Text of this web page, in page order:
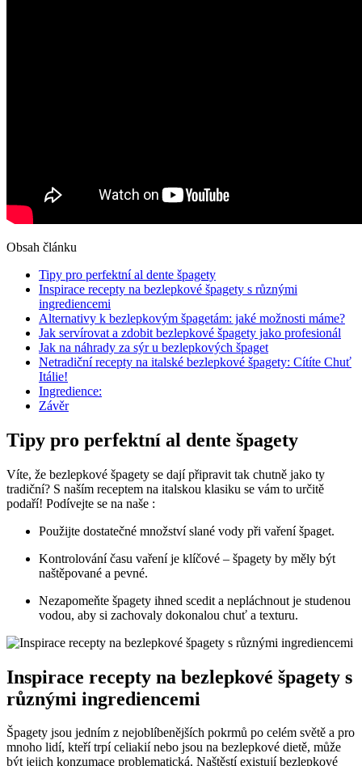
Obsah článku
Tipy pro perfektní al dente špagety
Inspirace recepty na bezlepkové špagety s různými
ingrediencemi
Alternativy k bezlepkovým špagetám: jaké možnosti máme?
Jak servírovat a zdobit bezlepkové špagety jako profesionál
Jak na náhrady za sýr u bezlepkových špaget
Netradiční recepty na italské bezlepkové špagety: Cítíte Chuť
Itálie!
Ingredience:
Závěr
Tipy pro perfektní al dente špagety
Víte, že bezlepkové špagety se dají připravit tak chutně jako ty
tradiční? S naším receptem na italskou klasiku se vám to určitě
podaří! Podívejte se na naše :
Použijte dostatečné množství slané vody při vaření špaget.
Kontrolování času vaření je klíčové – špagety by měly být
naštěpované a pevné.
Nezapomeňte špagety ihned scedit a nepláchnout je studenou
vodou, aby si zachovaly dokonalou chuť a texturu.
Inspirace recepty na bezlepkové špagety s
různými ingrediencemi
Špagety jsou jedním z nejoblíbenějších pokrmů po celém světě a pro
mnoho lidí, kteří trpí celiakií nebo jsou na bezlepkové dietě, může
být jejich konzumace problematická. Naštěstí existují bezlepkové